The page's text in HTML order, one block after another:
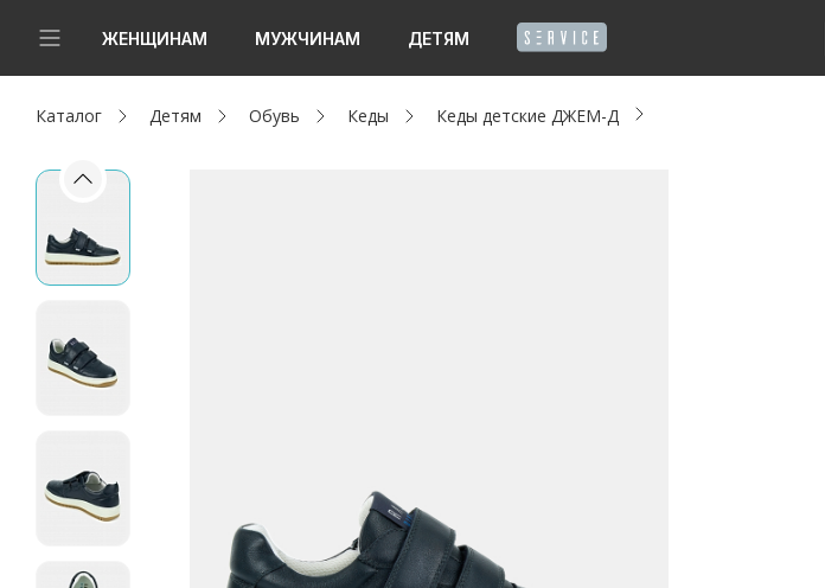
ЖЕНЩИНАМ МУЖЧИНАМ ДЕТЯМ
Новинки
Женщинам
Мужчинам
Капсула
Акции / Новости
Адреса магазинов
Каталог Детям Обувь Кеды Кеды детские ДЖЕМ-Д